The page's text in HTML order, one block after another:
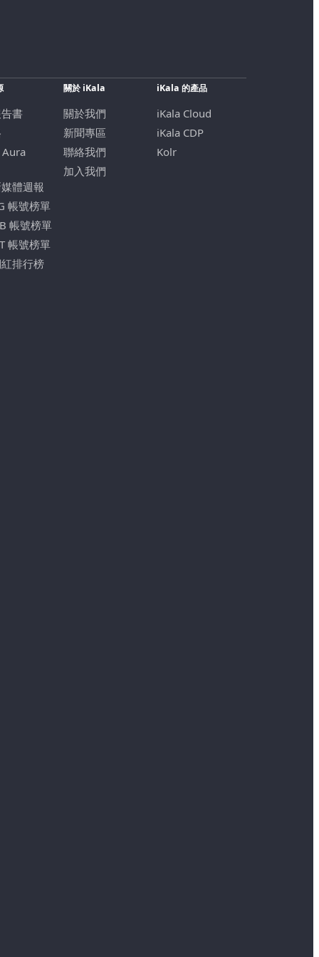
書
體週報
帳號榜單
帳號榜單
帳號榜單
排行榜
關於 iKala
關於我們
新聞專區
聯絡我們
加入我們
iKala 的產品
iKala Cloud
iKala CDP
Kolr